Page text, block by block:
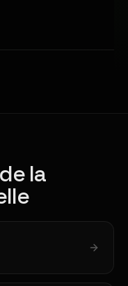
la